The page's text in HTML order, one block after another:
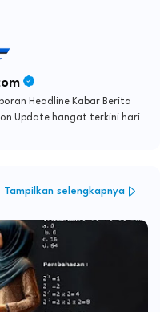
Headline Kabar Berita
Update hangat terkini hari
Tampilkan selengkapnya